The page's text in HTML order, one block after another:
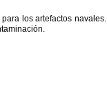
para los artefactos navales.